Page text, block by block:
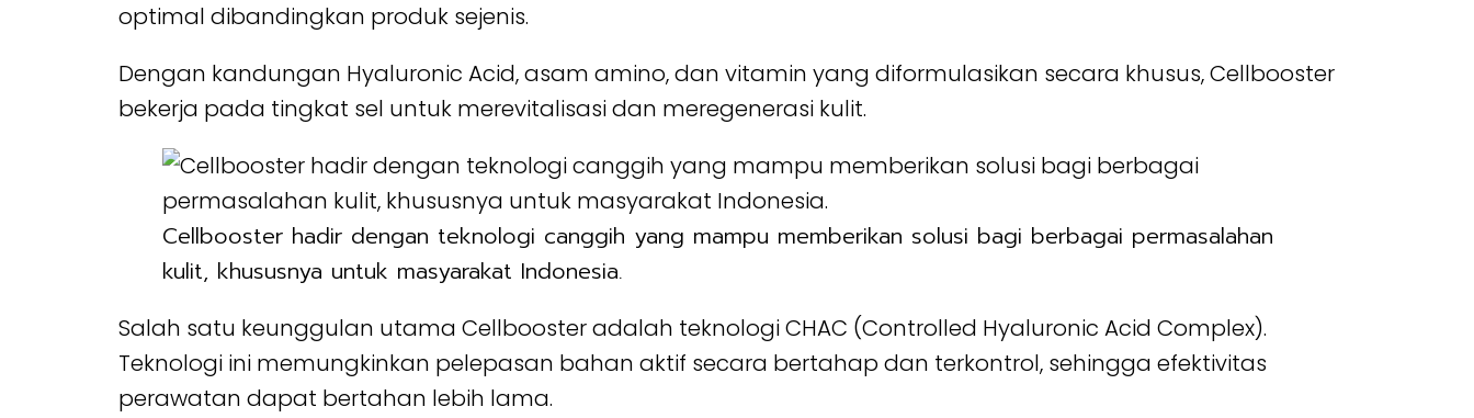
optimal dibandingkan produk sejenis.
Dengan kandungan Hyaluronic Acid, asam amino, dan vitamin yang diformulasikan secara khusus, Cellbooster
bekerja pada tingkat sel untuk merevitalisasi dan meregenerasi kulit.
Cellbooster hadir dengan teknologi canggih yang mampu memberikan solusi bagi berbagai permasalahan
kulit, khususnya untuk masyarakat Indonesia.
Salah satu keunggulan utama Cellbooster adalah teknologi CHAC (Controlled Hyaluronic Acid Complex).
Teknologi ini memungkinkan pelepasan bahan aktif secara bertahap dan terkontrol, sehingga efektivitas
perawatan dapat bertahan lebih lama.